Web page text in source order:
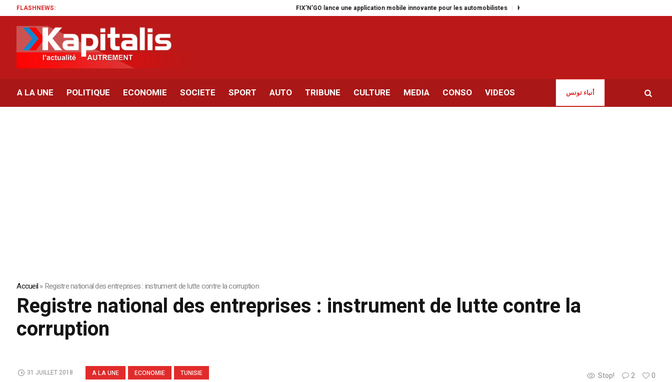
FLASHNEWS: FIX’N’GO lance une application mobile innovante pour les automobilistes KIKO Milano inaugure une nouvelle boutique à Tunis-Lafayette
A LA UNE POLITIQUE ECONOMIE SOCIETE SPORT AUTO TRIBUNE CULTURE MEDIA CONSO VIDEOS أنباء تونس
Accueil»Registre national des entreprises : instrument de lutte contre la corruption
Registre national des entreprises : instrument de lutte contre la
corruption
A LA UNE ECONOMIE TUNISIE Stop! 2 0
31 JUILLET 2018